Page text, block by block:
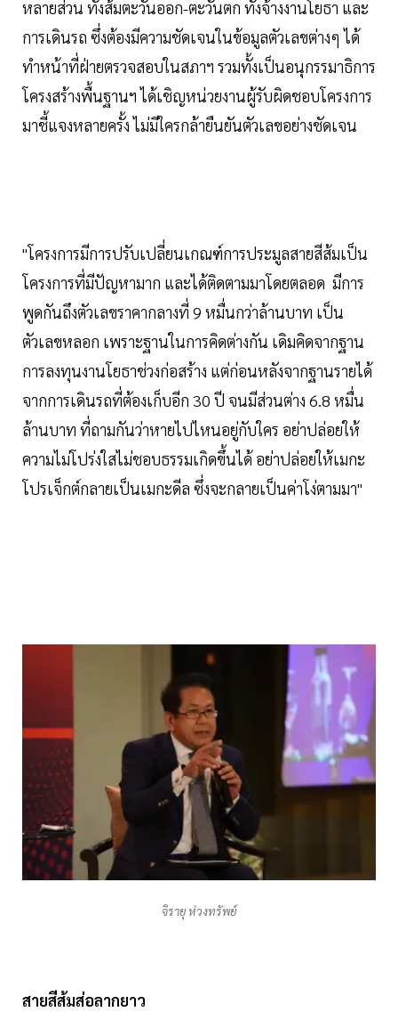
หลายส่วน ทั้งส้มตะวันออก-ตะวันตก ทั้งจ้างงานโยธา และ
การเดินรถ ซึ่งต้องมีความชัดเจนในข้อมูลตัวเลขต่างๆ ได้
ทำหน้าที่ฝ่ายตรวจสอบในสภาฯ รวมทั้งเป็นอนุกรรมาธิการ
โครงสร้างพื้นฐานฯ ได้เชิญหน่วยงานผู้รับผิดชอบโครงการ
มาชี้แจงหลายครั้ง ไม่มีใครกล้ายืนยันตัวเลขอย่างชัดเจน
"โครงการมีการปรับเปลี่ยนเกณฑ์การประมูลสายสีส้มเป็น
โครงการที่มีปัญหามาก และได้ติดตามมาโดยตลอด มีการ
พูดกันถึงตัวเลขราคากลางที่ 9 หมื่นกว่าล้านบาท เป็น
ตัวเลขหลอก เพราะฐานในการคิดต่างกัน เดิมคิดจากฐาน
การลงทุนงานโยธาช่วงก่อสร้าง แต่ก่อนหลังจากฐานรายได้
จากการเดินรถที่ต้องเก็บอีก 30 ปี จนมีส่วนต่าง 6.8 หมื่น
ล้านบาท ที่ถามกันว่าหายไปไหนอยู่กับใคร อย่าปล่อยให้
ความไม่โปร่งใสไม่ชอบธรรมเกิดขึ้นได้ อย่าปล่อยให้เมกะ
โปรเจ็กต์กลายเป็นเมกะดีล ซึ่งจะกลายเป็นค่าโง่ตามมา"
จิรายุ ห่วงทรัพย์
สายสีส้มส่อลากยาว